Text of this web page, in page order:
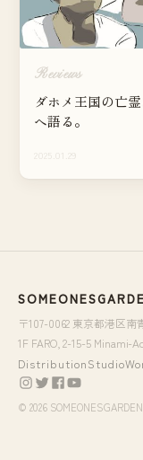
Reviews
ダホメ王国の亡
へ語る。
〒107-0062 東京都港区南
1F FARO, 2-15-5 Minami-
DistributionStudio
© 2026